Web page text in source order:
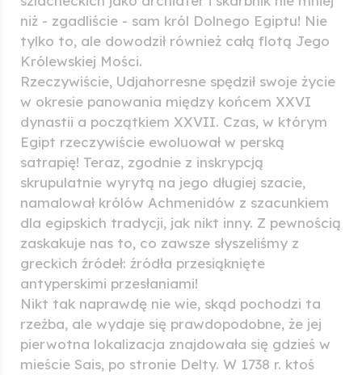
niż - zgadliście - sam król Dolnego Egiptu! Nie
tylko to, ale dowodził również całą flotą Jego
Królewskiej Mości.
Rzeczywiście, Udjahorresne spędził swoje życie
w okresie panowania między końcem XXVI
dynastii a początkiem XXVII. Czas, w którym
Egipt rzeczywiście ewoluował w perską
satrapię! Teraz, zgodnie z inskrypcją
skrupulatnie wyrytą na jego długiej szacie,
namalował królów Achmenidów z szacunkiem
dla egipskich tradycji, jak nikt inny. Z pewnością
zaskakuje nas to, co zawsze słyszeliśmy z
greckich źródeł: źródła przesiąknięte
antyperskimi przesłaniami!
Nikt tak naprawdę nie wie, skąd pochodzi ta
rzeźba, ale wydaje się prawdopodobne, że jej
pierwotna lokalizacja znajdowała się gdzieś w
mieście Sais, po stronie Delty. W 1738 r. ktoś